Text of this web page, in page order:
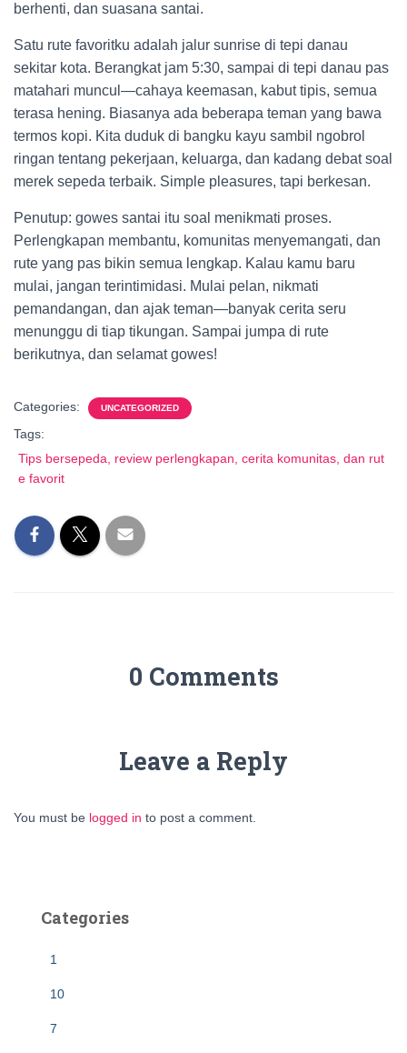
berhenti, dan suasana santai.
Satu rute favoritku adalah jalur sunrise di tepi danau
sekitar kota. Berangkat jam 5:30, sampai di tepi danau pas
matahari muncul—cahaya keemasan, kabut tipis, semua
terasa hening. Biasanya ada beberapa teman yang bawa
termos kopi. Kita duduk di bangku kayu sambil ngobrol
ringan tentang pekerjaan, keluarga, dan kadang debat soal
merek sepeda terbaik. Simple pleasures, tapi berkesan.
Penutup: gowes santai itu soal menikmati proses.
Perlengkapan membantu, komunitas menyemangati, dan
rute yang pas bikin semua lengkap. Kalau kamu baru
mulai, jangan terintimidasi. Mulai pelan, nikmati
pemandangan, dan ajak teman—banyak cerita seru
menunggu di tiap tikungan. Sampai jumpa di rute
berikutnya, dan selamat gowes!
Categories: UNCATEGORIZED
Tags:
Tips bersepeda, review perlengkapan, cerita komunitas, dan rut
e favorit
0 Comments
Leave a Reply
You must be logged in to post a comment.
Categories
1
10
7